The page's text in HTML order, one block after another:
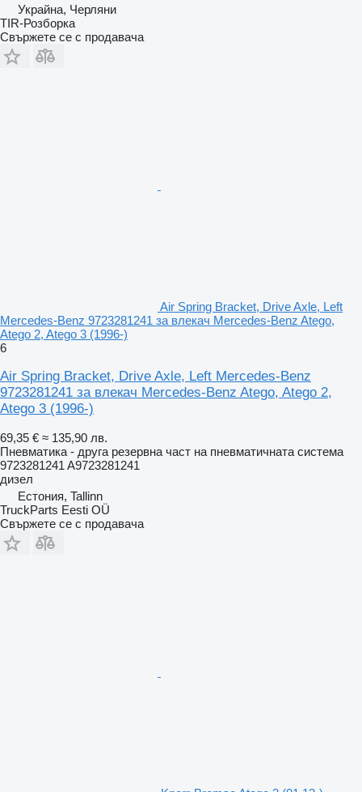
Украйна, Черляни
TIR-Розборка
Свържете се с продавача
Air Spring Bracket, Drive Axle, Left
Mercedes-Benz 9723281241 за влекач Mercedes-Benz Atego,
Atego 2, Atego 3 (1996-)
6
Air Spring Bracket, Drive Axle, Left Mercedes-Benz
9723281241 за влекач Mercedes-Benz Atego, Atego 2,
Atego 3 (1996-)
69,35 € ≈ 135,90 лв.
Пневматика - друга резервна част на пневматичната система
9723281241 A9723281241
дизел
Естония, Tallinn
TruckParts Eesti OÜ
Свържете се с продавача